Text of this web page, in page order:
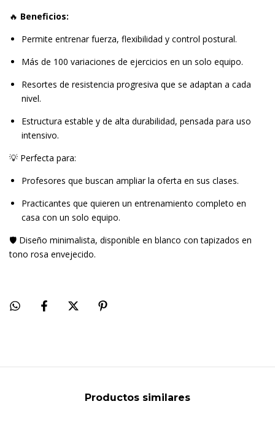
🔥 Beneficios:
Permite entrenar fuerza, flexibilidad y control postural.
Más de 100 variaciones de ejercicios en un solo equipo.
Resortes de resistencia progresiva que se adaptan a cada
nivel.
Estructura estable y de alta durabilidad, pensada para uso
intensivo.
💡 Perfecta para:
Profesores que buscan ampliar la oferta en sus clases.
Practicantes que quieren un entrenamiento completo en
casa con un solo equipo.
🛡️ Diseño minimalista, disponible en blanco con tapizados en
tono rosa envejecido.
Productos similares